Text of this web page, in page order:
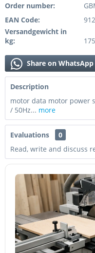
Order number:
EAN Code:
Versandgewicht in
kg:
175
Share on WhatsApp
Description
motor data motor power
/ 50Hz... more
Evaluations
0
Read, write and discuss